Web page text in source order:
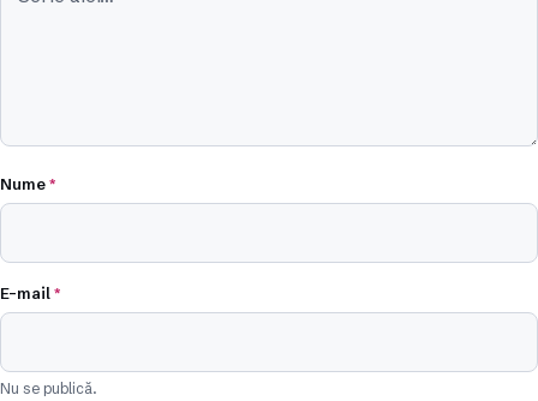
Nume*
E-mail*
Nu se publică.